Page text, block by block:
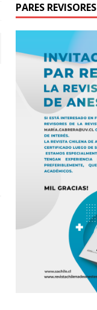
PARES REVISORES